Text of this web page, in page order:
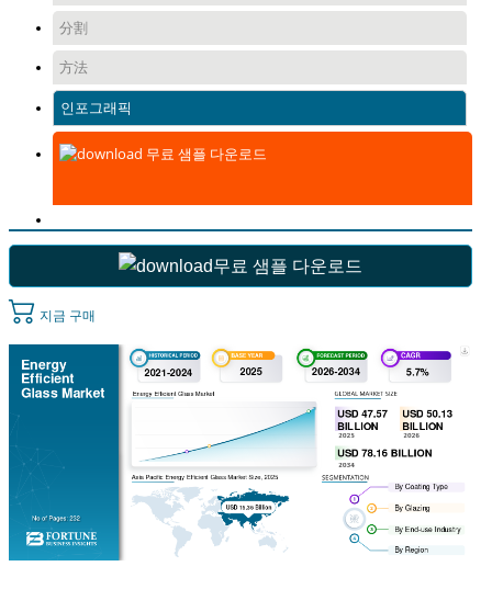
分割
方法
인포그래픽
무료 샘플 다운로드
무료 샘플 다운로드
지금 구매